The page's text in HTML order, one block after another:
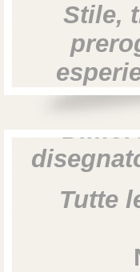
Stile,
Tutte
Non